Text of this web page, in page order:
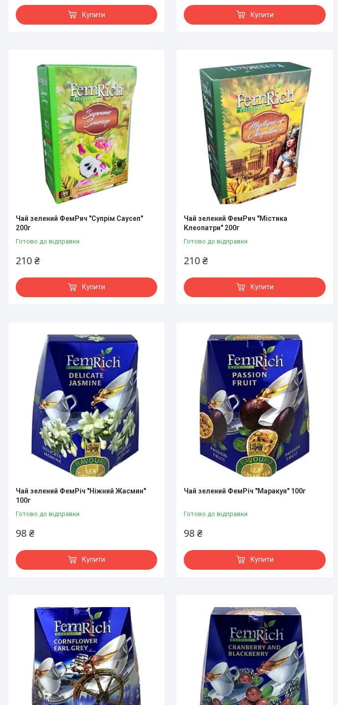
Купити Купити
Чай зелений ФемРич "Супрім Саусеп"
200г
Готово до відправки
210 ₴
Купити
Чай зелений ФемРич "Містика
Клеопатри" 200г
Готово до відправки
210 ₴
Купити
Чай зелений ФемРіч "Ніжний Жасмин"
100г
Готово до відправки
98 ₴
Купити
Чай зелений ФемРіч "Маракуя" 100г
Готово до відправки
98 ₴
Купити